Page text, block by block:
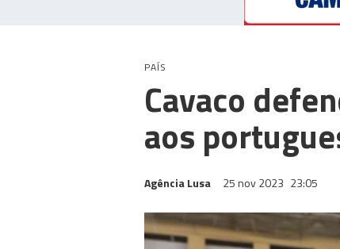
PAÍS
Cavaco
aos
Agência Lusa 25 nov 2023 23:05